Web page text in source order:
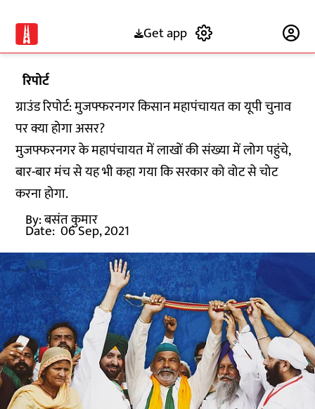
Get app
रिपोर्ट
ग्राउंड रिपोर्ट: मुजफ्फरनगर किसान महापंचायत का यूपी चुनाव
पर क्या होगा असर?
मुजफ्फरनगर के महापंचायत में लाखों की संख्या में लोग पहुंचे,
बार-बार मंच से यह भी कहा गया कि सरकार को वोट से चोट
करना होगा.
By:बसंत कुमार
Date: 06 Sep, 2021